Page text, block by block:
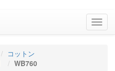
コットン
WB760